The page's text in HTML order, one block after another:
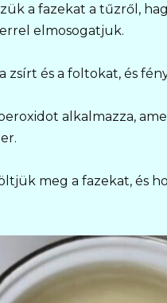
a fazekat a tűzről,
elmosogatjuk.
zsírt és a foltokat, és
alkalmazza,
meg a fazekat, és